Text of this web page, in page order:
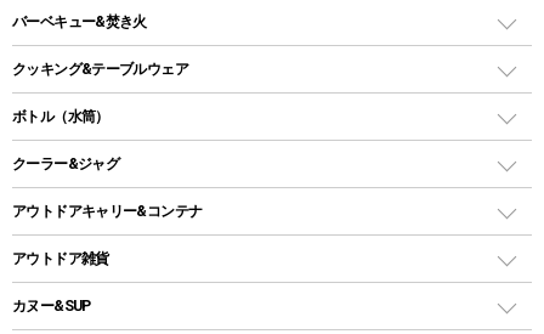
タープ
スクエアタープ（レクタタープ）
メッシュタープ
自立式タープ
パラソル
テントアクセサリー
ペグ
ガスランタン
オイルランタン
LEDライト
ヘッドライト
キャンドル
ガスバーナー
ガス缶
ガストーチ、ライター
バーベキュー&焚き火
バーベキューコンロ、グリル
焚き火台タイプ（ロースタイル）グリル
卓上タイプグリル
パーティータイプグリル
鉄板、アミ
クッキング&テーブルウェア
ダッチオーブン
ホットサンドメーカー
クッカーセット
シェラカップ
ボトル（水筒）
ステンレスボトル
コップ付きタイプ
ワンタッチタイプ
プラスチックボトル
クーラー&ジャグ
クーラーボックス
クーラーバッグ
ウォータージャグ
アウトドアキャリー&コンテナ
アウトドアキャリー
アウトドア雑貨
バックパック&バッグ
カヌー&SUP